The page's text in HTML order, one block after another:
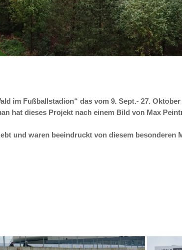
im Fußballstadion“ das vom 9. Sept.- 27.
hat dieses Projekt nach einem Bild von Max
und waren beeindruckt von diesem